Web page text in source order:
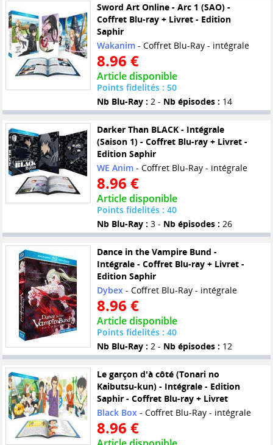
Sword Art Online - Arc 1 (SAO) -
Coffret Blu-ray + Livret - Edition
Saphir
Wakanim- Coffret Blu-Ray - intégrale
8.96 €
Article disponible
Points fidelités : 50
Nb Blu-Ray : 2 - Nb épisodes : 14
Darker Than BLACK - Intégrale
(Saison 1) - Coffret Blu-ray + Livret -
Edition Saphir
WE Anim- Coffret Blu-Ray - intégrale
8.96 €
Article disponible
Points fidelités : 40
Nb Blu-Ray : 3 - Nb épisodes : 26
Dance in the Vampire Bund -
Intégrale - Coffret Blu-ray + Livret -
Edition Saphir
Dybex- Coffret Blu-Ray - intégrale
8.96 €
Article disponible
Points fidelités : 40
Nb Blu-Ray : 2 - Nb épisodes : 12
Le garçon d'à côté (Tonari no
Kaibutsu-kun) - Intégrale - Edition
Saphir - Coffret Blu-ray + Livret
Black Box- Coffret Blu-Ray - intégrale
8.96 €